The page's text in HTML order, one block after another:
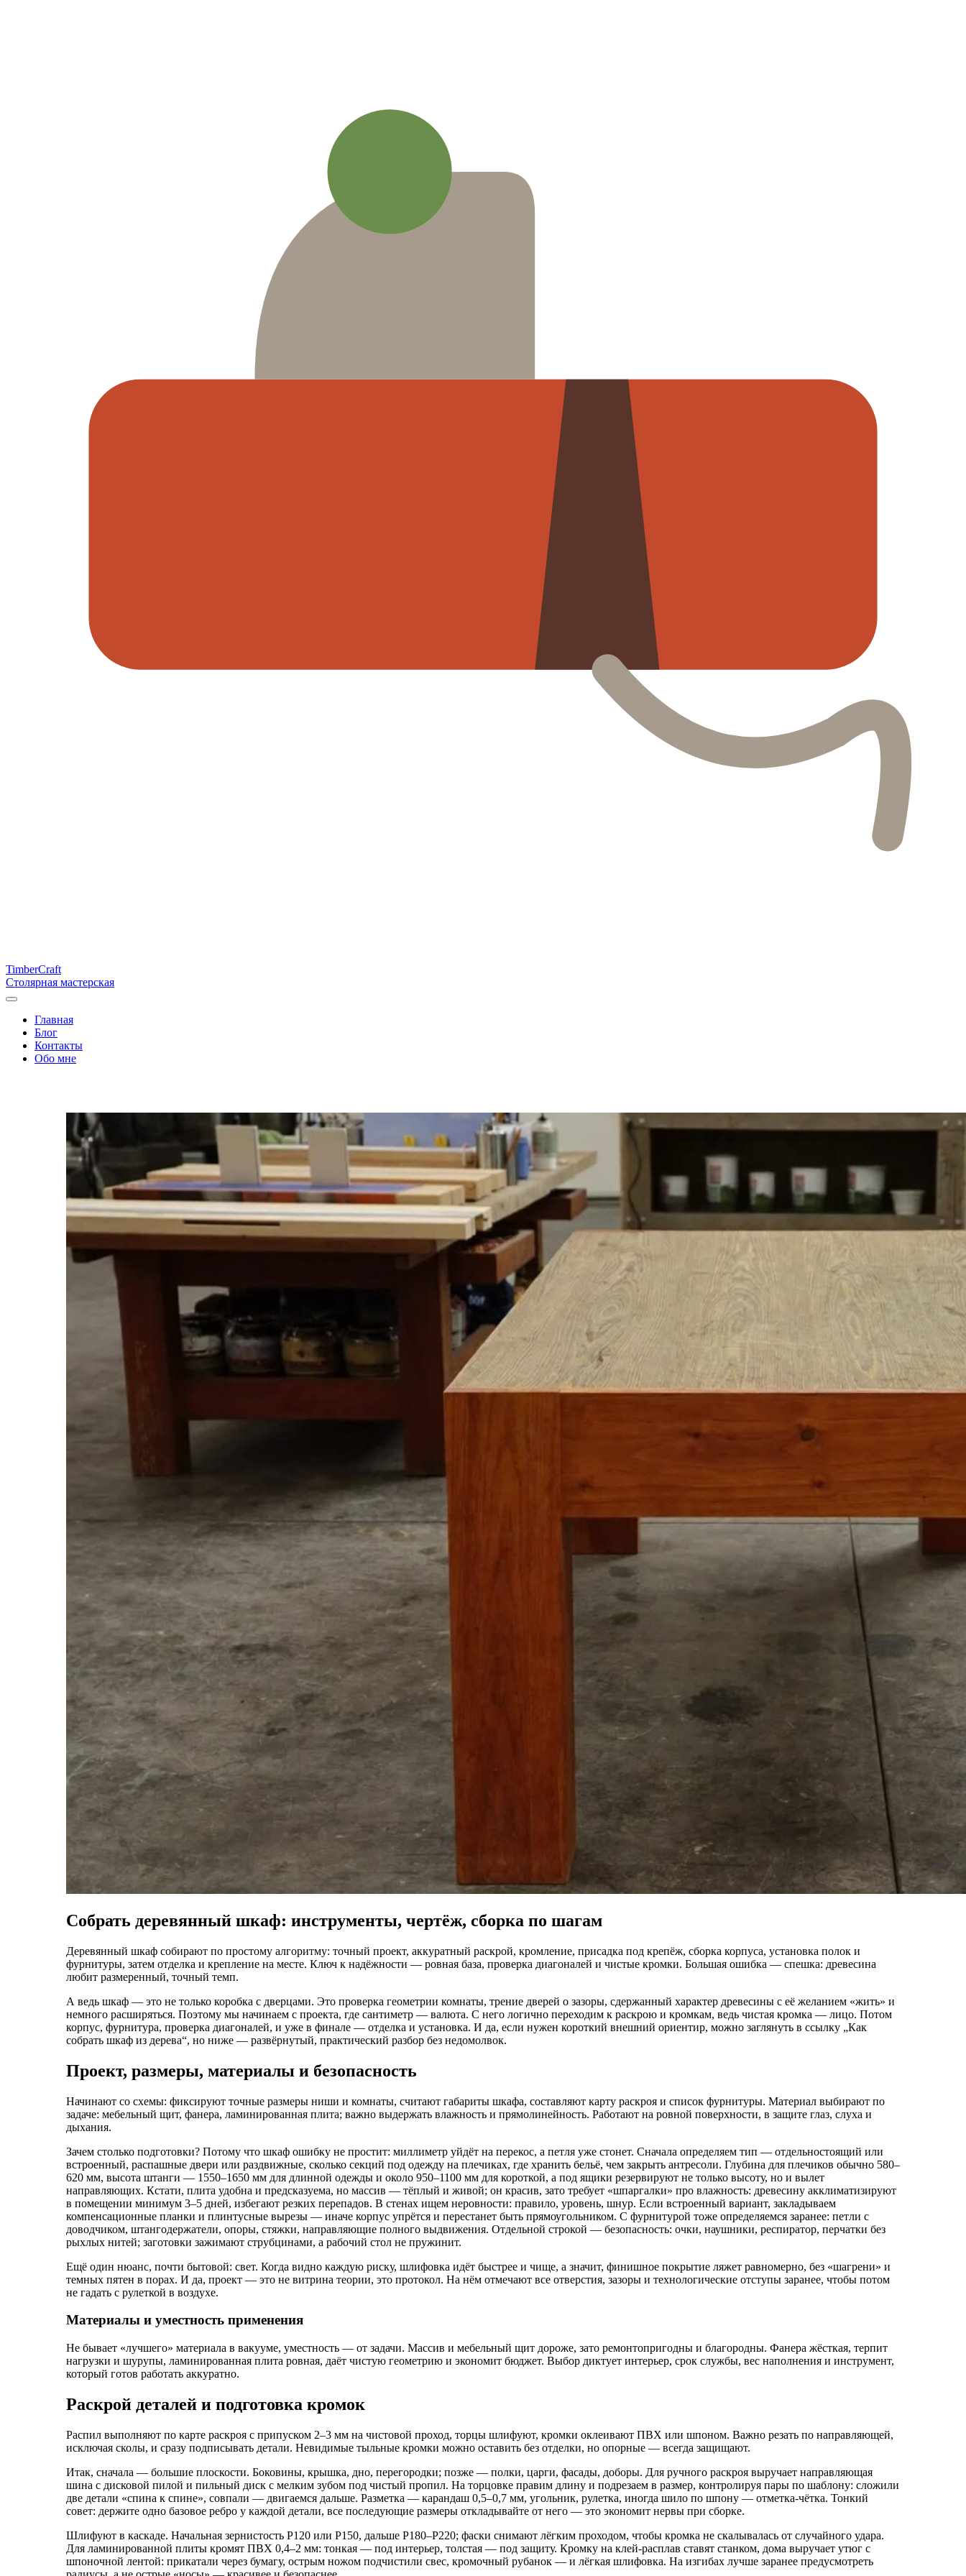
TimberCraft
Столярная мастерская
Главная
Блог
Контакты
Обо мне
Собрать деревянный шкаф: инструменты, чертёж, сборка по шагам
Деревянный шкаф собирают по простому алгоритму: точный проект, аккуратный раскрой, кромление, присадка под крепёж, сборка корпуса, установка полок и
фурнитуры, затем отделка и крепление на месте. Ключ к надёжности — ровная база, проверка диагоналей и чистые кромки. Большая ошибка — спешка: древесина
любит размеренный, точный темп.
А ведь шкаф — это не только коробка с дверцами. Это проверка геометрии комнаты, трение дверей о зазоры, сдержанный характер древесины с её желанием «жить» и
немного расширяться. Поэтому мы начинаем с проекта, где сантиметр — валюта. С него логично переходим к раскрою и кромкам, ведь чистая кромка — лицо. Потом
корпус, фурнитура, проверка диагоналей, и уже в финале — отделка и установка. И да, если нужен короткий внешний ориентир, можно заглянуть в ссылку „Как
собрать шкаф из дерева“, но ниже — развёрнутый, практический разбор без недомолвок.
Проект, размеры, материалы и безопасность
Начинают со схемы: фиксируют точные размеры ниши и комнаты, считают габариты шкафа, составляют карту раскроя и список фурнитуры. Материал выбирают по
задаче: мебельный щит, фанера, ламинированная плита; важно выдержать влажность и прямолинейность. Работают на ровной поверхности, в защите глаз, слуха и
дыхания.
Зачем столько подготовки? Потому что шкаф ошибку не простит: миллиметр уйдёт на перекос, а петля уже стонет. Сначала определяем тип — отдельностоящий или
встроенный, распашные двери или раздвижные, сколько секций под одежду на плечиках, где хранить бельё, чем закрыть антресоли. Глубина для плечиков обычно 580–
620 мм, высота штанги — 1550–1650 мм для длинной одежды и около 950–1100 мм для короткой, а под ящики резервируют не только высоту, но и вылет
направляющих. Кстати, плита удобна и предсказуема, но массив — тёплый и живой; он красив, зато требует «шпаргалки» про влажность: древесину акклиматизируют
в помещении минимум 3–5 дней, избегают резких перепадов. В стенах ищем неровности: правило, уровень, шнур. Если встроенный вариант, закладываем
компенсационные планки и плинтусные вырезы — иначе корпус упрётся и перестанет быть прямоугольником. С фурнитурой тоже определяемся заранее: петли с
доводчиком, штангодержатели, опоры, стяжки, направляющие полного выдвижения. Отдельной строкой — безопасность: очки, наушники, респиратор, перчатки без
рыхлых нитей; заготовки зажимают струбцинами, а рабочий стол не пружинит.
Ещё один нюанс, почти бытовой: свет. Когда видно каждую риску, шлифовка идёт быстрее и чище, а значит, финишное покрытие ляжет равномерно, без «шагрени» и
темных пятен в порах. И да, проект — это не витрина теории, это протокол. На нём отмечают все отверстия, зазоры и технологические отступы заранее, чтобы потом
не гадать с рулеткой в воздухе.
Материалы и уместность применения
Не бывает «лучшего» материала в вакууме, уместность — от задачи. Массив и мебельный щит дороже, зато ремонтопригодны и благородны. Фанера жёсткая, терпит
нагрузки и шурупы, ламинированная плита ровная, даёт чистую геометрию и экономит бюджет. Выбор диктует интерьер, срок службы, вес наполнения и инструмент,
который готов работать аккуратно.
Раскрой деталей и подготовка кромок
Распил выполняют по карте раскроя с припуском 2–3 мм на чистовой проход, торцы шлифуют, кромки оклеивают ПВХ или шпоном. Важно резать по направляющей,
исключая сколы, и сразу подписывать детали. Невидимые тыльные кромки можно оставить без отделки, но опорные — всегда защищают.
Итак, сначала — большие плоскости. Боковины, крышка, дно, перегородки; позже — полки, царги, фасады, доборы. Для ручного раскроя выручает направляющая
шина с дисковой пилой и пильный диск с мелким зубом под чистый пропил. На торцовке правим длину и подрезаем в размер, контролируя пары по шаблону: сложили
две детали «спина к спине», совпали — двигаемся дальше. Разметка — карандаш 0,5–0,7 мм, угольник, рулетка, иногда шило по шпону — отметка-чётка. Тонкий
совет: держите одно базовое ребро у каждой детали, все последующие размеры откладывайте от него — это экономит нервы при сборке.
Шлифуют в каскаде. Начальная зернистость Р120 или Р150, дальше Р180–Р220; фаски снимают лёгким проходом, чтобы кромка не скалывалась от случайного удара.
Для ламинированной плиты кромят ПВХ 0,4–2 мм: тонкая — под интерьер, толстая — под защиту. Кромку на клей-расплав ставят станком, дома выручает утюг с
шпоночной лентой: прикатали через бумагу, острым ножом подчистили свес, кромочный рубанок — и лёгкая шлифовка. На изгибах лучше заранее предусмотреть